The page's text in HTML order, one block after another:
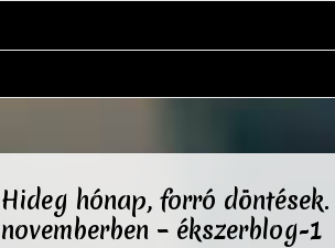
Hideg hónap, forró
novemberben – ékszerblog-1